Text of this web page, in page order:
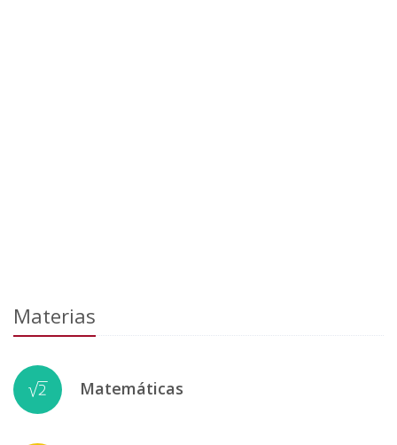
Materias
Matemáticas